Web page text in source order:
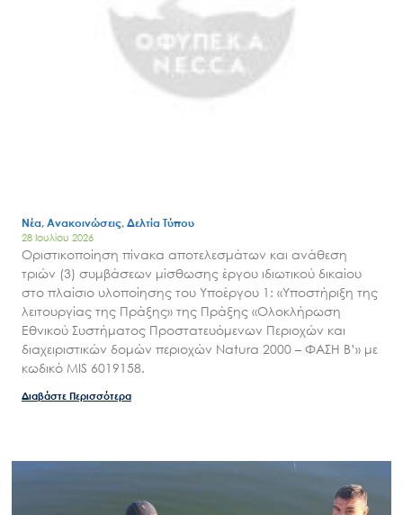
Search
Ο.ΦΥ.ΠΕ.Κ.Α.
Νέα – Δημοσιότητα
Άξονες δράσης
Νέα, Ανακοινώσεις, Δελτία Τύπου
28 Ιουλίου 2026
Οριστικοποίηση πίνακα αποτελεσμάτων και ανάθεση
τριών (3) συμβάσεων μίσθωσης έργου ιδιωτικού δικαίου
στο πλαίσιο υλοποίησης του Υποέργου 1: «Υποστήριξη της
λειτουργίας της Πράξης» της Πράξης «Ολοκλήρωση
Εθνικού Συστήματος Προστατευόμενων Περιοχών και
διαχειριστικών δομών περιοχών Natura 2000 – ΦΑΣΗ Β’» με
κωδικό MIS 6019158.
Διαβάστε Περισσότερα